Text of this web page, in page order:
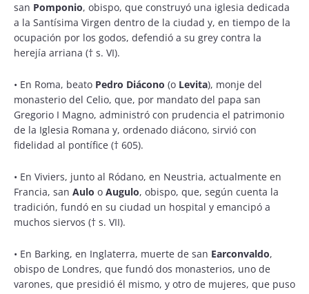
san Pomponio, obispo, que construyó una iglesia dedicada
a la Santísima Virgen dentro de la ciudad y, en tiempo de la
ocupación por los godos, defendió a su grey contra la
herejía arriana († s. VI).
• En Roma, beato Pedro Diácono (o Levita), monje del
monasterio del Celio, que, por mandato del papa san
Gregorio I Magno, administró con prudencia el patrimonio
de la Iglesia Romana y, ordenado diácono, sirvió con
fidelidad al pontífice († 605).
• En Viviers, junto al Ródano, en Neustria, actualmente en
Francia, san Aulo o Augulo, obispo, que, según cuenta la
tradición, fundó en su ciudad un hospital y emancipó a
muchos siervos († s. VII).
• En Barking, en Inglaterra, muerte de san Earconvaldo,
obispo de Londres, que fundó dos monasterios, uno de
varones, que presidió él mismo, y otro de mujeres, que puso